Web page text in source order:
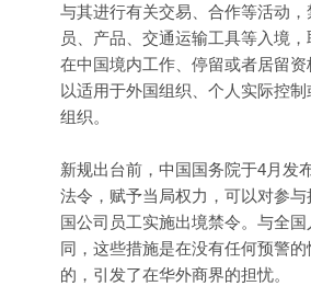
与其进行有关交易、合作等活动，
员、产品、交通运输工具等入境
在中国境内工作、停留或者居留
以适用于外国组织、个人实际控
组织。
新规出台前，中国国务院于4月发
法令，赋予当局权力，可以对参
国公司员工实施出境禁令。与全
同，这些措施是在没有任何预警
的，引发了在华外商界的担忧。